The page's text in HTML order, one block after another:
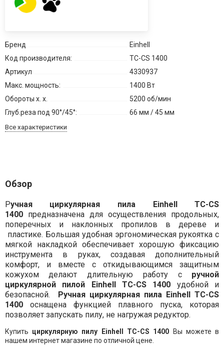
Бренд
Einhell
Код производителя:
TC-CS 1400
Артикул
4330937
Макс. мощность:
1400 Вт
Обороты х. х.
5200 об/мин
Глуб.реза под 90°/45°:
66 мм / 45 мм
Все характеристики
Обзор
Ручная циркулярная пила Einhell TC-CS
1400предназначена для осуществления продольных,
поперечных и наклонных пропилов в дереве и
пластике. Большая удобная эргономическая рукоятка с
мягкой накладкой обеспечивает хорошую фиксацию
инструмента в руках, создавая дополнительный
комфорт, и вместе с откидывающимся защитным
кожухом делают длительную работу с ручной
циркулярной пилой Einhell TC-CS 1400 удобной и
безопасной.
Ручная циркулярная пила Einhell TC-CS
1400оснащена функцией плавного пуска, которая
позволяет запускать пилу, не нагружая редуктор.
Купить циркулярную пилу Einhell TC-CS 1400 Вы можете в
нашем интернет магазине по отличной цене.